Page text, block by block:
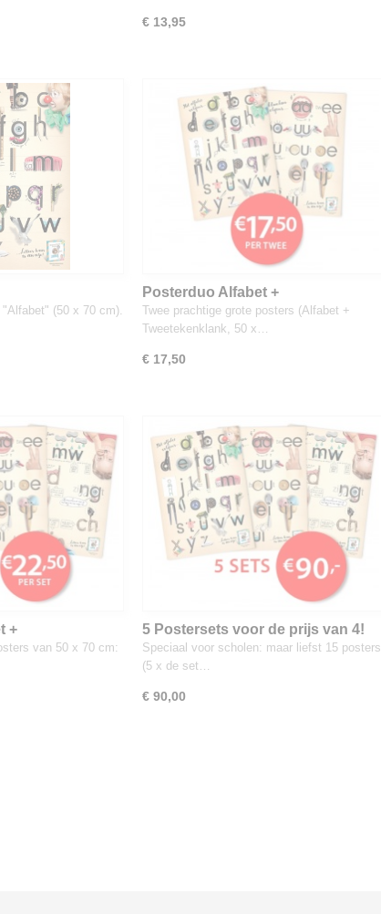
€ 13,95
(50 x 70 cm).
Posterduo Alfabet +
Tweetekenklank
Twee prachtige grote posters (Alfabet +
Tweetekenklank, 50 x…
€ 17,50
+
Klank&Meer
van 50 x 70 cm:
5 Postersets voor de prijs van 4!
Speciaal voor scholen: maar liefst 15 posters
(5 x de set…
€ 90,00